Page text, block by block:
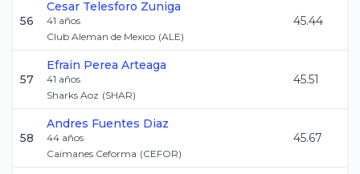
56
Cesar Telesforo Zuniga
41 años
Club Aleman de Mexico (ALE)
45.44
57
Efrain Perea Arteaga
41 años
Sharks Aoz (SHAR)
45.51
58
Andres Fuentes Diaz
44 años
Caimanes Ceforma (CEFOR)
45.67